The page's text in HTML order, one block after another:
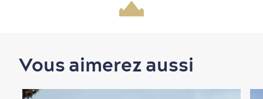
Vous aimerez aussi